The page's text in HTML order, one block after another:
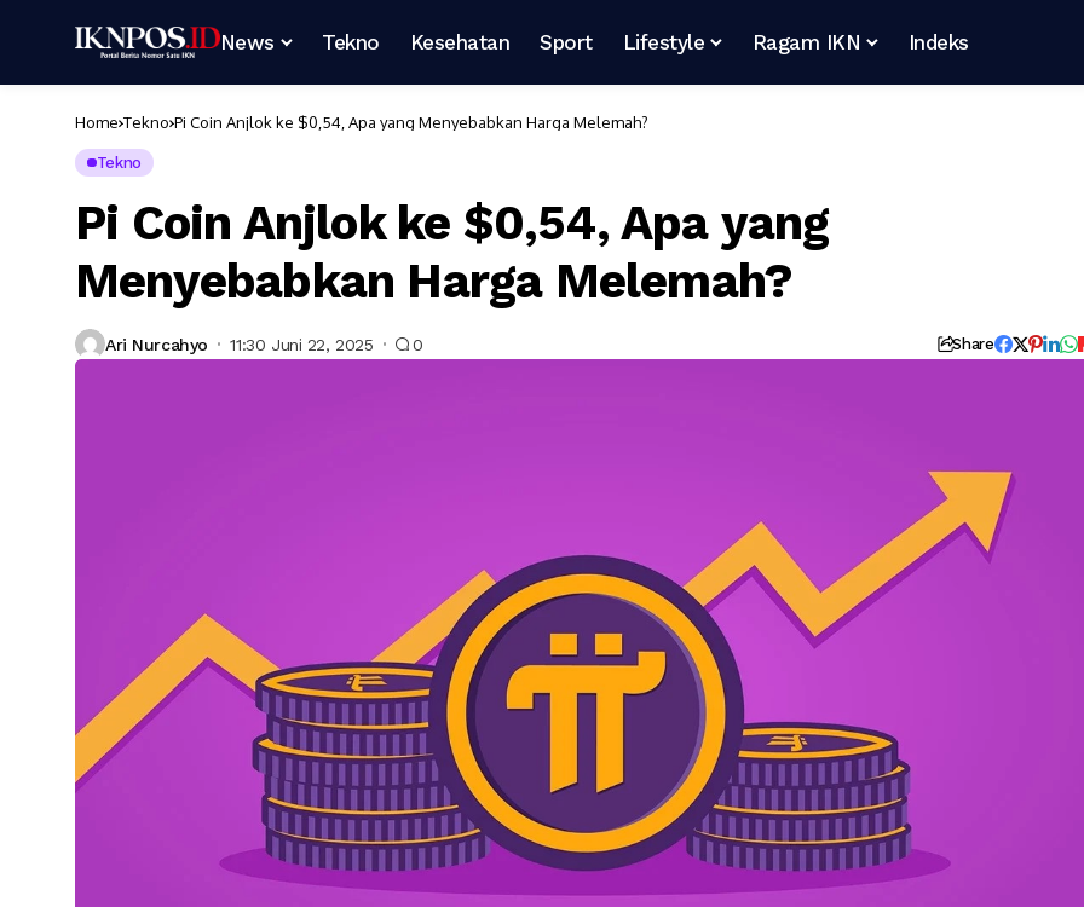
News Tekno Kesehatan Sport Lifestyle Ragam IKN Indeks
Home Tekno Pi Coin Anjlok ke $0,54, Apa yang Menyebabkan Harga Melemah?
Tekno
Pi Coin Anjlok ke $0,54, Apa yang
Menyebabkan Harga Melemah?
Ari Nurcahyo 11:30 Juni 22, 2025 0 Share